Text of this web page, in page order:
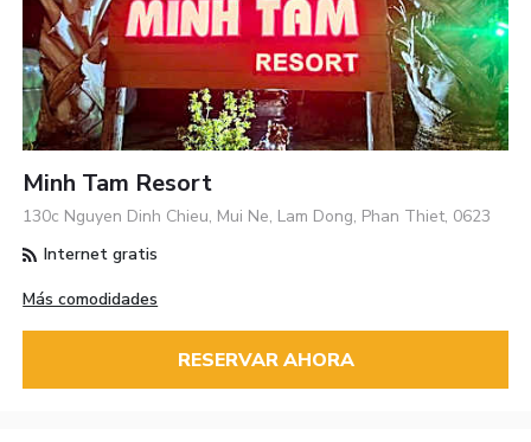
Minh Tam Resort
130c Nguyen Dinh Chieu, Mui Ne, Lam Dong, Phan Thiet, 0623
Internet gratis
Más comodidades
RESERVAR AHORA